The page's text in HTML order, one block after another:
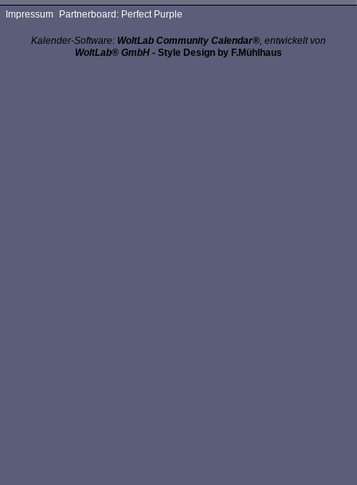
Impressum Partnerboard: Perfect Purple
Kalender-Software: WoltLab Community Calendar®, entwickelt von
WoltLab® GmbH